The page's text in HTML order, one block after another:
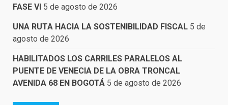
FASE VI 5 de agosto de 2026
UNA RUTA HACIA LA SOSTENIBILIDAD FISCAL 5 de
agosto de 2026
HABILITADOS LOS CARRILES PARALELOS AL
PUENTE DE VENECIA DE LA OBRA TRONCAL
AVENIDA 68 EN BOGOTÁ 5 de agosto de 2026